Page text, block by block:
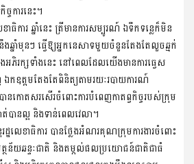
ចការនេះ។
ាធិការ ឆ្នាំនេះ ត្រីមានការសម្បូរណ៍ ឯទឹកទន្លេក៏មិន
ឆ្នាំមុនៗ ធ្វើឱ្យអ្នកនេសាទមួយចំនួនតែងតែលួចឆ្មក់
អភិរក្សទាំងនេះ នៅពេលដែលយើងមានការធ្វេស
ត្តមតែងតែពិនិត្យតាមរយៈរបាយការណ៍
ានកោតសរសើរចំពោះការបំពេញកាតព្វកិច្ចរបស់ក្រុម
បានល្អ និងទាន់ពេលវេលា។
ឋលេខាធិការ បានថ្លែងអំណរគុណក្រុមការងារចំពោះ​
ន័យឆន្ទៈជាតិ និងតម្កល់ផលប្រយោជន៍ជាតិជាធំ